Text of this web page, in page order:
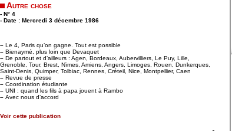
Autre chose
- N° 4
- Date : Mercredi 3 décembre 1986
– Le 4, Paris qu’on gagne. Tout est possible
– Bienaymé, plus loin que Devaquet
– De partout et d’ailleurs : Agen, Bordeaux, Aubervilliers, Le Puy, Lille,
Grenoble, Tour, Brest, Nïmes, Amiens, Angers, Limoges, Rouen, Dunkerques,
Saint-Denis, Quimper, Tolbiac, Rennes, Créteil, Nice, Montpellier, Caen
– Revue de presse
– Coordination étudiante
– UNI : quand les fils à papa jouent à Rambo
– Avec nous d’accord
Voir cette publication